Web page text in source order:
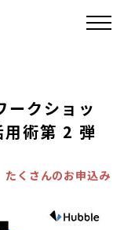
ークショッ
用術第 2 弾
くさんのお申込み